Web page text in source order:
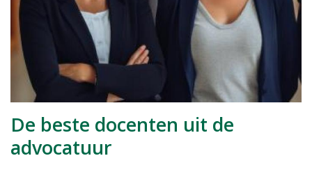
De beste docenten uit de
advocatuur